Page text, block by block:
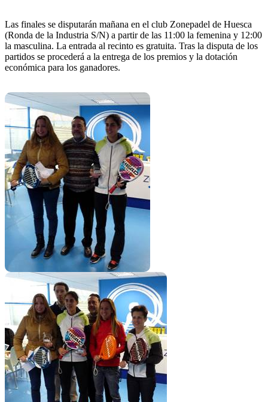
Las finales se disputarán mañana en el club Zonepadel de Huesca
(Ronda de la Industria S/N) a partir de las 11:00 la femenina y 12:00
la masculina. La entrada al recinto es gratuita. Tras la disputa de los
partidos se procederá a la entrega de los premios y la dotación
económica para los ganadores.